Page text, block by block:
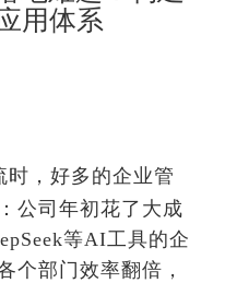
用体系
时，好多的企业管
公司年初花了大成
等AI工具的企
个部门效率翻倍，